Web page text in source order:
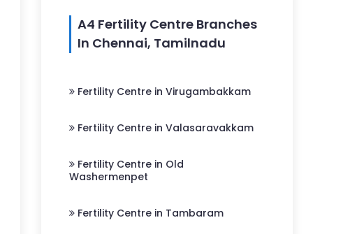
A4 Fertility Centre Branches
In Chennai, Tamilnadu
Fertility Centre in Virugambakkam
Fertility Centre in Valasaravakkam
Fertility Centre in Old
Washermenpet
Fertility Centre in Tambaram